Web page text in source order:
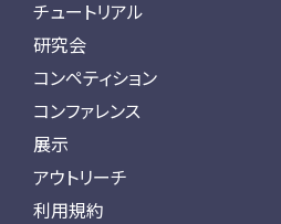
チュートリアル
研究会
コンペティション
コンファレンス
展示
アウトリーチ
利用規約